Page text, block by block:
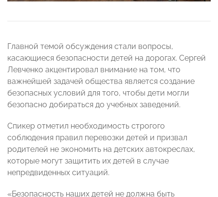
Главной темой обсуждения стали вопросы,
касающиеся безопасности детей на дорогах. Сергей
Левченко акцентировал внимание на том, что
важнейшей задачей общества является создание
безопасных условий для того, чтобы дети могли
безопасно добираться до учебных заведений.
Спикер отметил необходимость строгого
соблюдения правил перевозки детей и призвал
родителей не экономить на детских автокреслах,
которые могут защитить их детей в случае
непредвиденных ситуаций.
«Безопасность наших детей не должна быть